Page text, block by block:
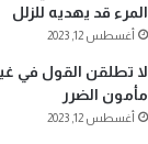
المرء قد يهديه للزلل
أغسطس 12, 2023
لا تطلقن القول في
مأمون الضرر
أغسطس 12, 2023